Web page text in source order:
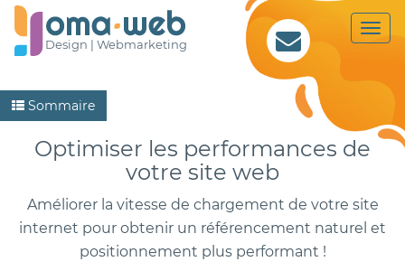
Design | Webmarketing
Optimiser les performances de
votre site web
Améliorer la vitesse de chargement de votre site
internet pour obtenir un référencement naturel et
positionnement plus performant !
Sommaire